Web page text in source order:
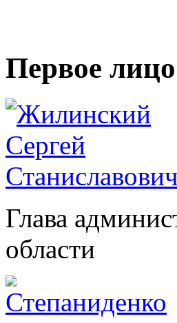
Первое лицо
Глава
области